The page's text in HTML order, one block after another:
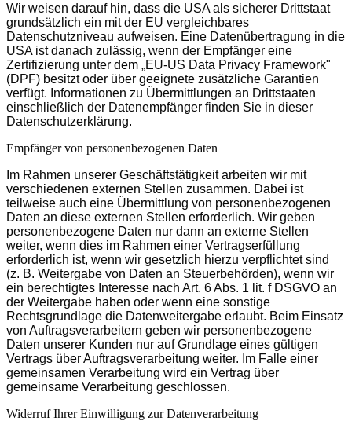
Wir weisen darauf hin, dass die USA als sicherer Drittstaat
grundsätzlich ein mit der EU vergleichbares
Datenschutzniveau aufweisen. Eine Datenübertragung in die
USA ist danach zulässig, wenn der Empfänger eine
Zertifizierung unter dem „EU-US Data Privacy Framework"
(DPF) besitzt oder über geeignete zusätzliche Garantien
verfügt. Informationen zu Übermittlungen an Drittstaaten
einschließlich der Datenempfänger finden Sie in dieser
Datenschutzerklärung.
Empfänger von personenbezogenen Daten
Im Rahmen unserer Geschäftstätigkeit arbeiten wir mit
verschiedenen externen Stellen zusammen. Dabei ist
teilweise auch eine Übermittlung von personenbezogenen
Daten an diese externen Stellen erforderlich. Wir geben
personenbezogene Daten nur dann an externe Stellen
weiter, wenn dies im Rahmen einer Vertragserfüllung
erforderlich ist, wenn wir gesetzlich hierzu verpflichtet sind
(z. B. Weitergabe von Daten an Steuerbehörden), wenn wir
ein berechtigtes Interesse nach Art. 6 Abs. 1 lit. f DSGVO an
der Weitergabe haben oder wenn eine sonstige
Rechtsgrundlage die Datenweitergabe erlaubt. Beim Einsatz
von Auftragsverarbeitern geben wir personenbezogene
Daten unserer Kunden nur auf Grundlage eines gültigen
Vertrags über Auftragsverarbeitung weiter. Im Falle einer
gemeinsamen Verarbeitung wird ein Vertrag über
gemeinsame Verarbeitung geschlossen.
Widerruf Ihrer Einwilligung zur Datenverarbeitung